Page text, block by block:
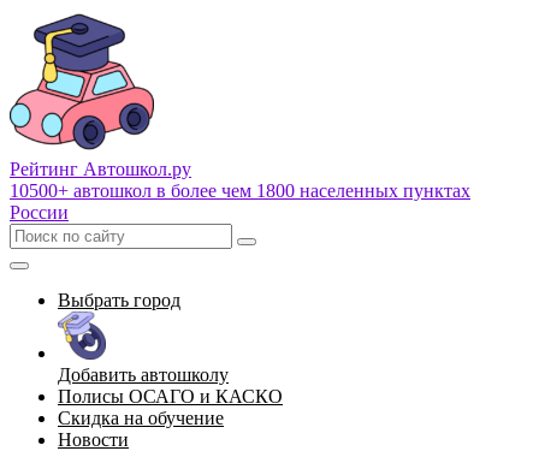
Рейтинг Автошкол.ру
10500+ автошкол в более чем 1800 населенных пунктах
России
Выбрать город
Добавить автошколу
Полисы ОСАГО и КАСКО
Скидка на обучение
Новости